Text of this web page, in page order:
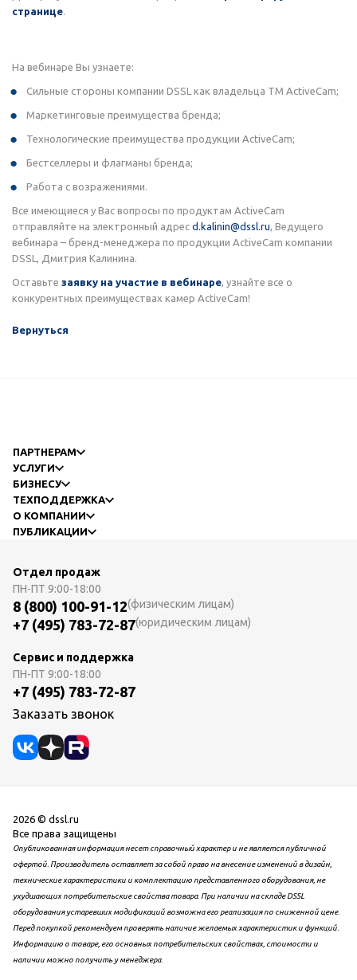
странице.
На вебинаре Вы узнаете:
Сильные стороны компании DSSL как владельца ТМ ActiveCam;
Маркетинговые преимущества бренда;
Технологические преимущества продукции ActiveCam;
Бестселлеры и флагманы бренда;
Работа с возражениями.
Все имеющиеся у Вас вопросы по продуктам ActiveCam
отправляйте на электронный адрес d.kalinin@dssl.ru, Ведущего
вебинара – бренд-менеджера по продукции ActiveCam компании
DSSL, Дмитрия Калинина.
Оставьте заявку на участие в вебинаре, узнайте все о
конкурентных преимуществах камер ActiveCam!
Вернуться
ПАРТНЕРАМ
УСЛУГИ
БИЗНЕСУ
ТЕХПОДДЕРЖКА
О КОМПАНИИ
ПУБЛИКАЦИИ
Отдел продаж
ПН-ПТ 9:00-18:00
8 (800) 100-91-12(физическим лицам)
+7 (495) 783-72-87(юридическим лицам)
Сервис и поддержка
ПН-ПТ 9:00-18:00
+7 (495) 783-72-87
Заказать звонок
2026 © dssl.ru
Все права защищены
Опубликованная информация несет справочный характер и не является публичной
офертой. Производитель оставляет за собой право на внесение изменений в дизайн,
технические характеристики и комплектацию представленного оборудования, не
ухудшающих потребительские свойства товара. При наличии на складе DSSL
оборудования устаревших модификаций возможна его реализация по сниженной цене.
Перед покупкой рекомендуем проверять наличие желаемых характеристик и функций.
Информацию о товаре, его основных потребительских свойствах, стоимости и
наличии можно получить у менеджера.